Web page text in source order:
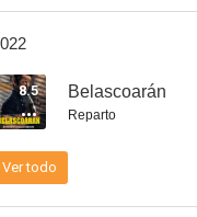
8.5 Belascoarán
Reparto
Ver todo